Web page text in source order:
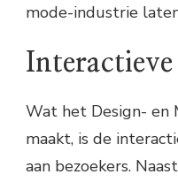
mode-industrie
Wat het Design- en
maakt, is de
aan bezoekers.